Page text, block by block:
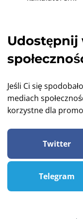
Udostępnij
Jeśli Ci się
mediach
korzystne dla
Twitter
Telegram